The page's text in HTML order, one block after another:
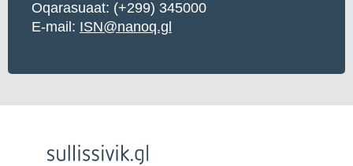
Oqarasuaat: (+299) 345000
E-mail: ISN@nanoq.gl